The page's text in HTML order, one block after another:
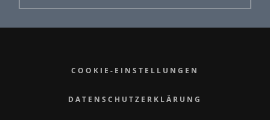
COOKIE-EINSTELLUNGEN
DATENSCHUTZERKLÄRUNG